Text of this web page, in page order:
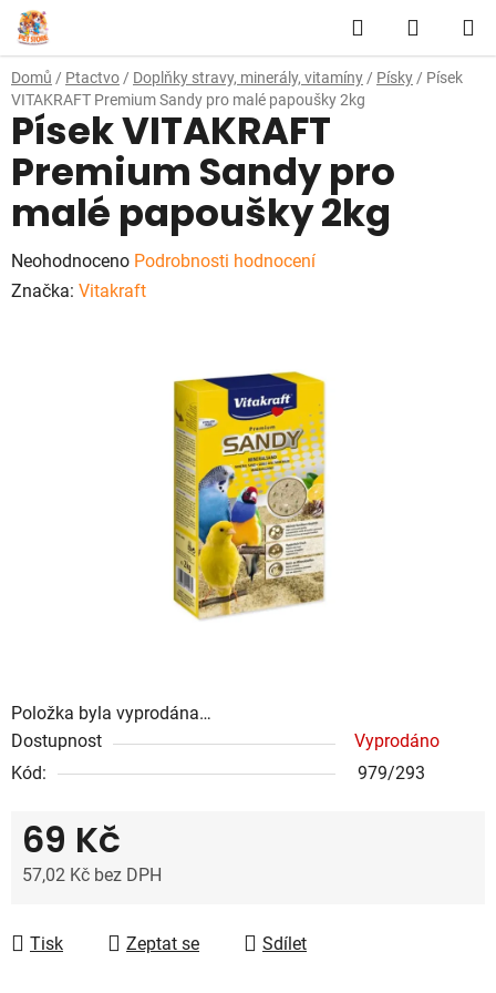
Přejít
na
obsah
Hledat
KOŠÍK
Domů / Ptactvo / Doplňky stravy, minerály, vitamíny / Písky / Písek
VITAKRAFT Premium Sandy pro malé papoušky 2kg
Položka byla vyprodána…
Dostupnost
Vyprodáno
Kód:
979/293
69 Kč
57,02 Kč bez DPH
Tisk
Zeptat se Sdílet
Písek VITAKRAFT
Premium Sandy pro
malé papoušky 2kg
Průměrné
hodnocení
Neohodnoceno Podrobnosti hodnocení
Značka: Vitakraft